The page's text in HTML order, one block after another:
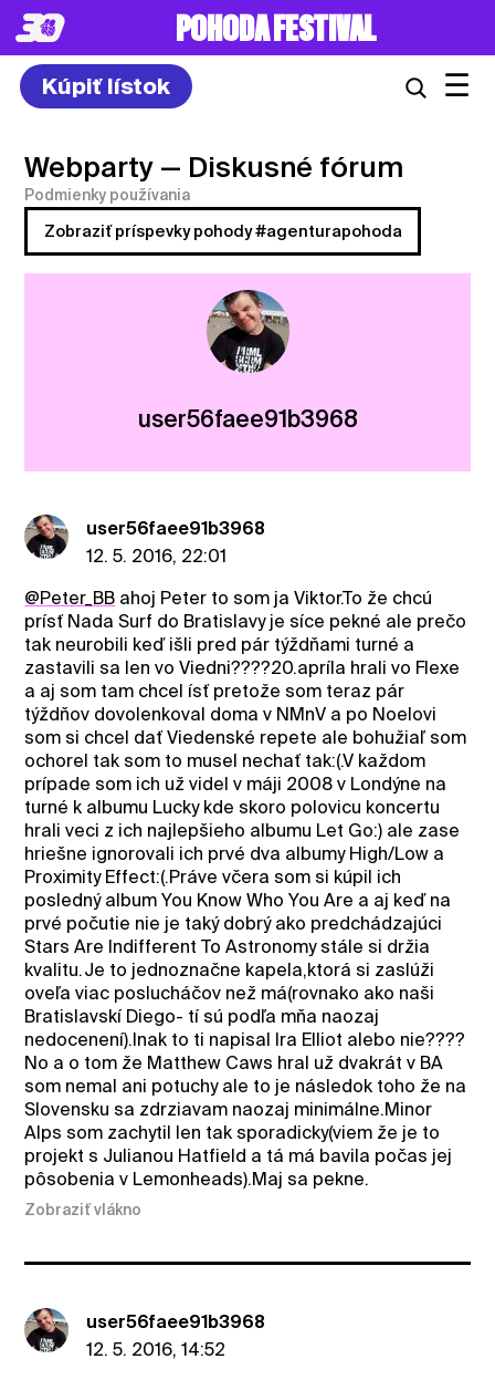
8. – 10.7.2027
Kúpiť lístok ☰
Webparty — Diskusné fórum
Podmienky používania
Zobraziť príspevky pohody #agenturapohoda
user56faee91b3968
user56faee91b3968
12. 5. 2016, 22:01
@Peter_BB ahoj Peter to som ja Viktor.To že chcú
prísť Nada Surf do Bratislavy je síce pekné ale prečo
tak neurobili keď išli pred pár týždňami turné a
zastavili sa len vo Viedni????20.apríla hrali vo Flexe
a aj som tam chcel ísť pretože som teraz pár
týždňov dovolenkoval doma v NMnV a po Noelovi
som si chcel dať Viedenské repete ale bohužiaľ som
ochorel tak som to musel nechať tak:(.V každom
prípade som ich už videl v máji 2008 v Londýne na
turné k albumu Lucky kde skoro polovicu koncertu
hrali veci z ich najlepšieho albumu Let Go:) ale zase
hriešne ignorovali ich prvé dva albumy High/Low a
Proximity Effect:(.Práve včera som si kúpil ich
posledný album You Know Who You Are a aj keď na
prvé počutie nie je taký dobrý ako predchádzajúci
Stars Are Indifferent To Astronomy stále si držia
kvalitu.Je to jednoznačne kapela,ktorá si zaslúži
oveľa viac poslucháčov než má(rovnako ako naši
Bratislavskí Diego- tí sú podľa mňa naozaj
nedocenení).Inak to ti napisal Ira Elliot alebo nie????
No a o tom že Matthew Caws hral už dvakrát v BA
som nemal ani potuchy ale to je následok toho že na
Slovensku sa zdrziavam naozaj minimálne.Minor
Alps som zachytil len tak sporadicky(viem že je to
projekt s Julianou Hatfield a tá má bavila počas jej
pôsobenia v Lemonheads).Maj sa pekne.
Zobraziť vlákno
user56faee91b3968
12. 5. 2016, 14:52